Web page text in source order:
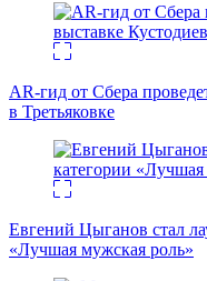
AR-гид от Сбера
в Третьяковке
Евгений Цыганов стал
«Лучшая мужская роль»